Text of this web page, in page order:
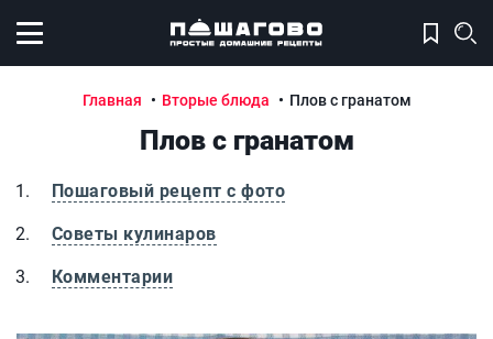
Открыть меню
Главная Вторые блюда Плов с гранатом
Плов с гранатом
Пошаговый рецепт с фото
Советы кулинаров
Комментарии